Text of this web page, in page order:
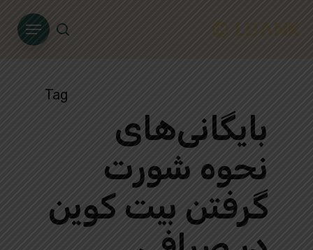
Menu
Tag
بایگانی‌های
نحوه شورت
گرفتن بیت کوین